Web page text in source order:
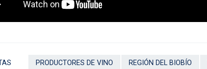
PRODUCTORES DE VINO REGIÓN DEL BIOBÍO